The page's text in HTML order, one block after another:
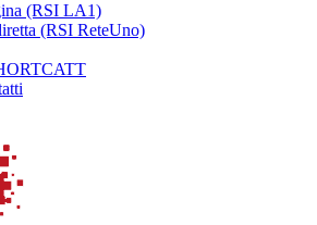
(RSI LA1)
(RSI ReteUno)